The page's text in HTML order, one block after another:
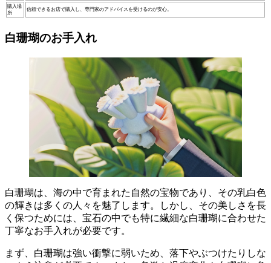
購入場
所
信頼できるお店で購入し、専門家のアドバイスを受けるのが安心。
白珊瑚のお手入れ
白珊瑚は、海の中で育まれた自然の宝物であり、その乳白色
の輝きは多くの人々を魅了します。
しかし、その美しさを長
く保つためには、 宝石の中でも特に繊細な白珊瑚に合わせた
丁寧なお手入れが必要です。
まず、白珊瑚は強い衝撃に弱いため、落下やぶつけたりしな